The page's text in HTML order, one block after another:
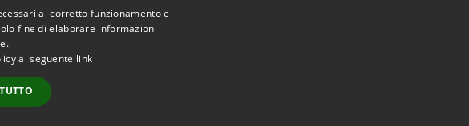
al corretto funzionamento e
fine di elaborare informazioni
al seguente link